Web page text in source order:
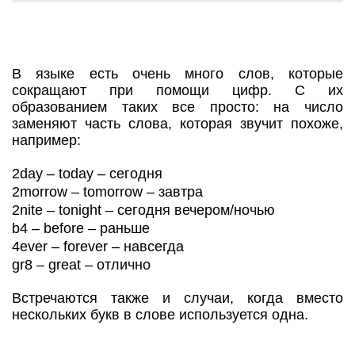
В языке есть очень много слов, которые
сокращают при помощи цифр. С их
образованием таких все просто: на число
заменяют часть слова, которая звучит похоже,
например:
2day – today – сегодня
2morrow – tomorrow – завтра
2nite – tonight – сегодня вечером/ночью
b4 – before – раньше
4ever – forever – навсегда
gr8 – great – отлично
Встречаются также и случаи, когда вместо
нескольких букв в слове используется одна.